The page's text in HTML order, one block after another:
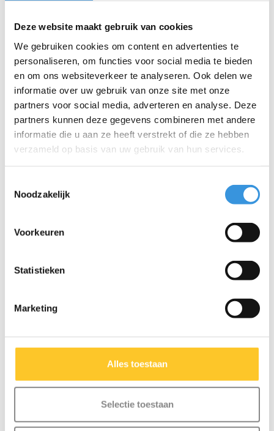
Deze website maakt gebruik van cookies
We gebruiken cookies om content en advertenties te
personaliseren, om functies voor social media te bieden
en om ons websiteverkeer te analyseren. Ook delen we
informatie over uw gebruik van onze site met onze
partners voor social media, adverteren en analyse. Deze
partners kunnen deze gegevens combineren met andere
informatie die u aan ze heeft verstrekt of die ze hebben
verzameld op basis van uw gebruik van hun services.
Noodzakelijk
Voorkeuren
Statistieken
Marketing
Alles toestaan
Selectie toestaan
*
Telefoon:
Onderwerp:*
* Verplichte velden
Contact & openingstijden
Retourneren